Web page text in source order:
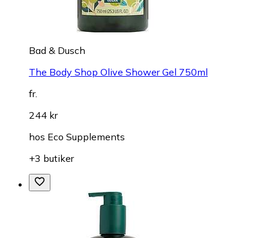
Bad & Dusch
The Body Shop Olive Shower Gel 750ml
fr.
244 kr
hos Eco Supplements
+3 butiker